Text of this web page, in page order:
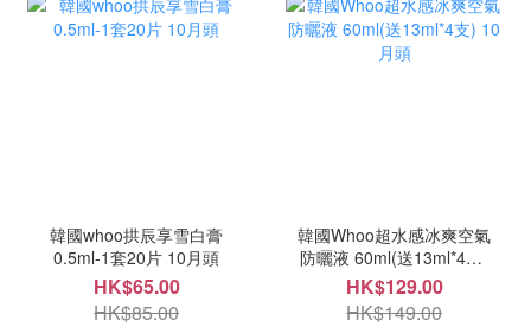
韓國whoo拱辰享雪白膏
0.5ml-1套20片 10月頭
HK$65.00
HK$85.00
韓國Whoo超水感冰爽空氣
防曬液 60ml(送13ml*4支)
10月頭
HK$129.00
HK$149.00